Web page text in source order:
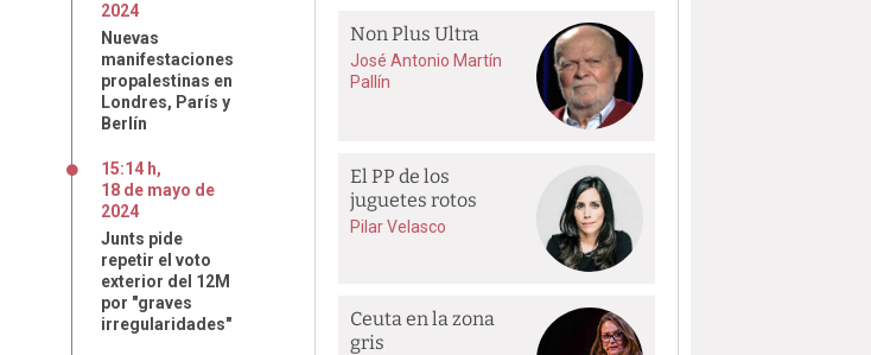
2024
Nuevas
manifestaciones
propalestinas en
Londres, París y
Berlín
15:14 h,
18 de mayo de
2024
Junts pide
repetir el voto
exterior del 12M
por "graves
irregularidades"
Non Plus Ultra
José Antonio Martín
Pallín
El PP de los
juguetes rotos
Pilar Velasco
Ceuta en la zona
gris